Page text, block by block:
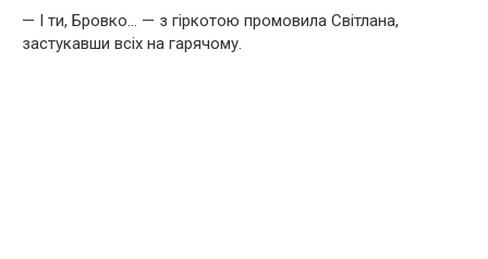
— І ти, Бровко… — з гіркотою промовила Світлана,
застукавши всіх на гарячому.